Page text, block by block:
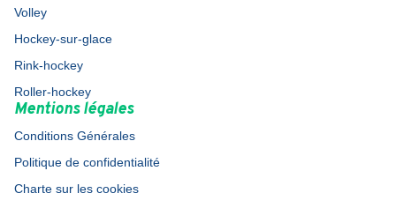
Volley
Hockey-sur-glace
Rink-hockey
Roller-hockey
Mentions légales
Conditions Générales
Politique de confidentialité
Charte sur les cookies